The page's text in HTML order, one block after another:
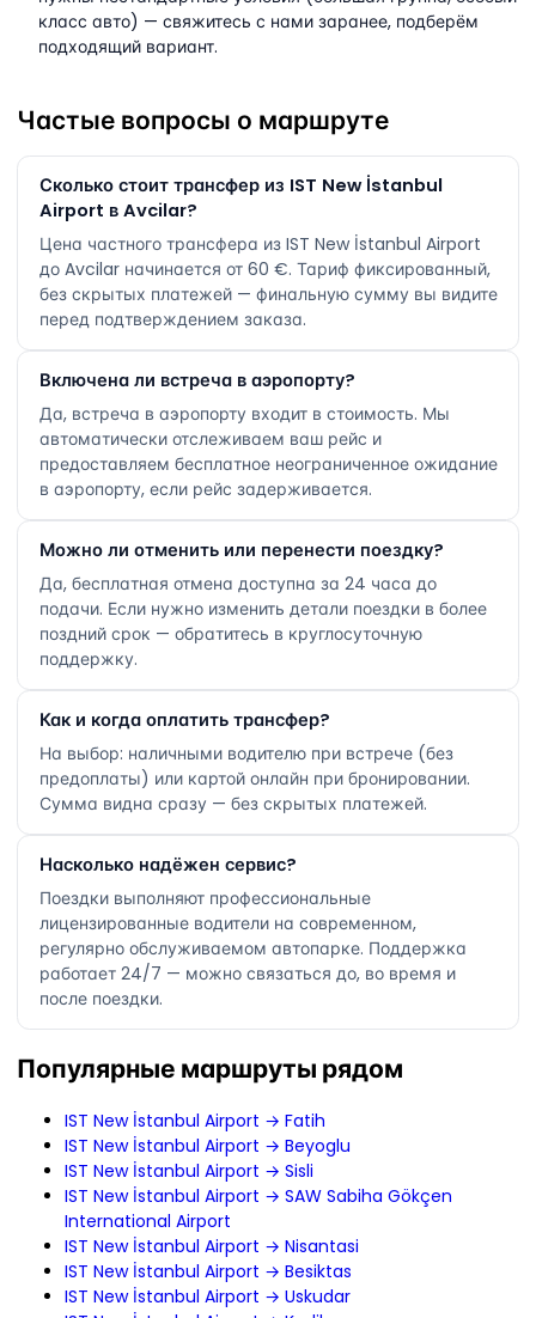
класс авто) — свяжитесь с нами заранее, подберём
подходящий вариант.
Частые вопросы о маршруте
Сколько стоит трансфер из IST New İstanbul
Airport в Avcilar?
Цена частного трансфера из IST New İstanbul Airport
до Avcilar начинается от 60 €. Тариф фиксированный,
без скрытых платежей — финальную сумму вы видите
перед подтверждением заказа.
Включена ли встреча в аэропорту?
Да, встреча в аэропорту входит в стоимость. Мы
автоматически отслеживаем ваш рейс и
предоставляем бесплатное неограниченное ожидание
в аэропорту, если рейс задерживается.
Можно ли отменить или перенести поездку?
Да, бесплатная отмена доступна за 24 часа до
подачи. Если нужно изменить детали поездки в более
поздний срок — обратитесь в круглосуточную
поддержку.
Как и когда оплатить трансфер?
На выбор: наличными водителю при встрече (без
предоплаты) или картой онлайн при бронировании.
Сумма видна сразу — без скрытых платежей.
Насколько надёжен сервис?
Поездки выполняют профессиональные
лицензированные водители на современном,
регулярно обслуживаемом автопарке. Поддержка
работает 24/7 — можно связаться до, во время и
после поездки.
Популярные маршруты рядом
IST New İstanbul Airport → Fatih
IST New İstanbul Airport → Beyoglu
IST New İstanbul Airport → Sisli
IST New İstanbul Airport → SAW Sabiha Gökçen
International Airport
IST New İstanbul Airport → Nisantasi
IST New İstanbul Airport → Besiktas
IST New İstanbul Airport → Uskudar